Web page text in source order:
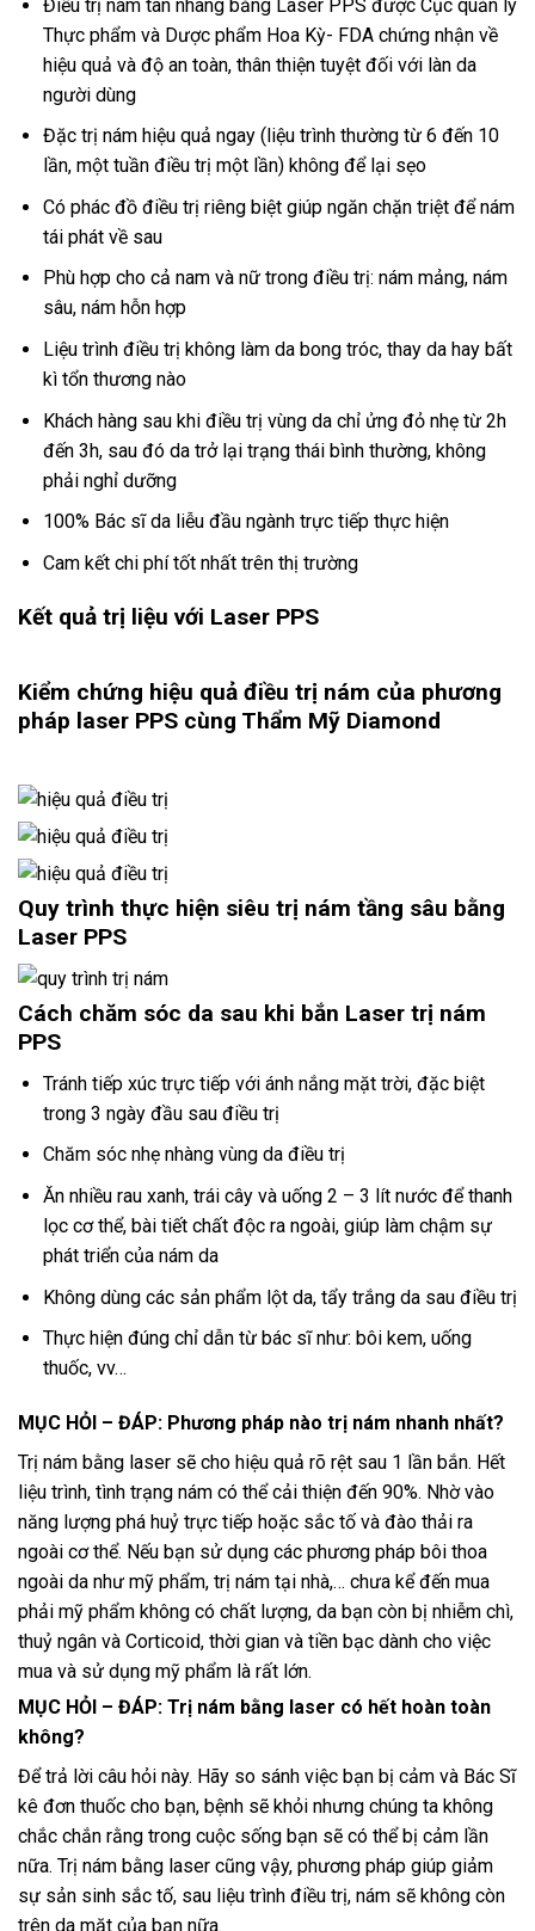
Điều trị nám tàn nhang bằng Laser PPS được Cục quản lý
Thực phẩm và Dược phẩm Hoa Kỳ- FDA chứng nhận về
hiệu quả và độ an toàn, thân thiện tuyệt đối với làn da
người dùng
Đặc trị nám hiệu quả ngay (liệu trình thường từ 6 đến 10
lần, một tuần điều trị một lần) không để lại sẹo
Có phác đồ điều trị riêng biệt giúp ngăn chặn triệt để nám
tái phát về sau
Phù hợp cho cả nam và nữ trong điều trị: nám mảng, nám
sâu, nám hỗn hợp
Liệu trình điều trị không làm da bong tróc, thay da hay bất
kì tổn thương nào
Khách hàng sau khi điều trị vùng da chỉ ửng đỏ nhẹ từ 2h
đến 3h, sau đó da trở lại trạng thái bình thường, không
phải nghỉ dưỡng
100% Bác sĩ da liễu đầu ngành trực tiếp thực hiện
Cam kết chi phí tốt nhất trên thị trường
Kết quả trị liệu với Laser PPS
Kiểm chứng hiệu quả điều trị nám của phương
pháp laser PPS cùng Thẩm Mỹ Diamond
Quy trình thực hiện siêu trị nám tầng sâu bằng
Laser PPS
Cách chăm sóc da sau khi bắn Laser trị nám
PPS
Tránh tiếp xúc trực tiếp với ánh nắng mặt trời, đặc biệt
trong 3 ngày đầu sau điều trị
Chăm sóc nhẹ nhàng vùng da điều trị
Ăn nhiều rau xanh, trái cây và uống 2 – 3 lít nước để thanh
lọc cơ thể, bài tiết chất độc ra ngoài, giúp làm chậm sự
phát triển của nám da
Không dùng các sản phẩm lột da, tẩy trắng da sau điều trị
Thực hiện đúng chỉ dẫn từ bác sĩ như: bôi kem, uống
thuốc, vv…
MỤC HỎI – ĐÁP: Phương pháp nào trị nám nhanh nhất?
Trị nám bằng laser sẽ cho hiệu quả rõ rệt sau 1 lần bắn. Hết
liệu trình, tình trạng nám có thể cải thiện đến 90%. Nhờ vào
năng lượng phá huỷ trực tiếp hoặc sắc tố và đào thải ra
ngoài cơ thể. Nếu bạn sử dụng các phương pháp bôi thoa
ngoài da như mỹ phẩm, trị nám tại nhà,… chưa kể đến mua
phải mỹ phẩm không có chất lượng, da bạn còn bị nhiễm chì,
thuỷ ngân và Corticoid, thời gian và tiền bạc dành cho việc
mua và sử dụng mỹ phẩm là rất lớn.
MỤC HỎI – ĐÁP: Trị nám bằng laser có hết hoàn toàn
không?
Để trả lời câu hỏi này. Hãy so sánh việc bạn bị cảm và Bác Sĩ
kê đơn thuốc cho bạn, bệnh sẽ khỏi nhưng chúng ta không
chắc chắn rằng trong cuộc sống bạn sẽ có thể bị cảm lần
nữa. Trị nám bằng laser cũng vậy, phương pháp giúp giảm
sự sản sinh sắc tố, sau liệu trình điều trị, nám sẽ không còn
trên da mặt của bạn nữa.